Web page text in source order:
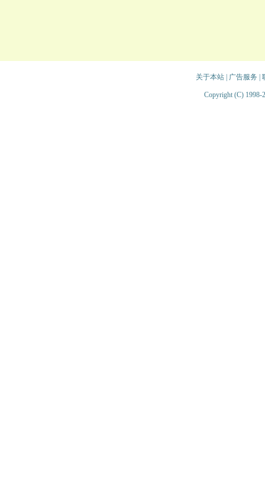
关于本站| 广告服务
Copyright (C) 1998-